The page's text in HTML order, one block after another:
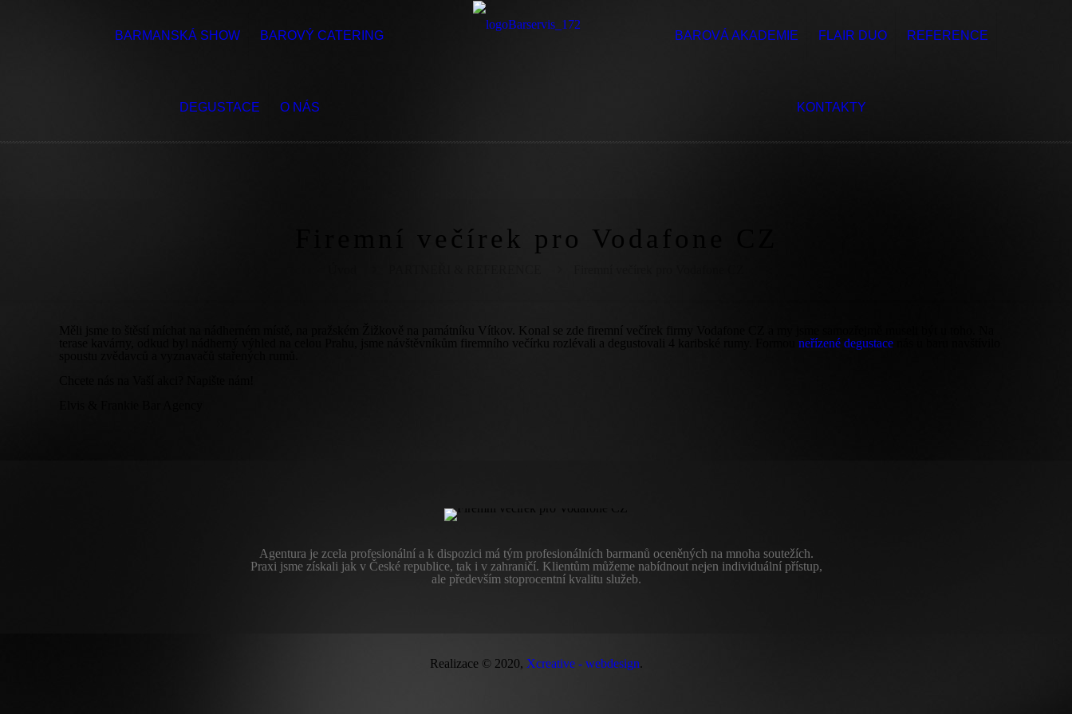
BARMANSKÁ SHOW BAROVÝ CATERING
DEGUSTACE O NÁS
BAROVÁ AKADEMIE FLAIR DUO REFERENCE
KONTAKTY
Firemní večírek pro Vodafone CZ
Měli jsme to štěstí míchat na nádherném místě, na pražském Žižkově na památníku Vítkov. Konal se zde firemní večírek firmy Vodafone CZ a my jsme samozřejmě museli být u toho. Na
terase kavárny, odkud byl nádherný výhled na celou Prahu, jsme návštěvníkům firemního večírku rozlévali a degustovali 4 karibské rumy. Formouneřízené degustace
Agentura je zcela profesionální a k dispozici má tým profesionálních barmanů oceněných na mnoha soutežích.
Praxi jsme získali jak v České republice, tak i v zahraničí. Klientům můžeme nabídnout nejen individuální přístup,
ale především stoprocentní kvalitu služeb.
Realizace © 2020, Xcreative - webdesign.